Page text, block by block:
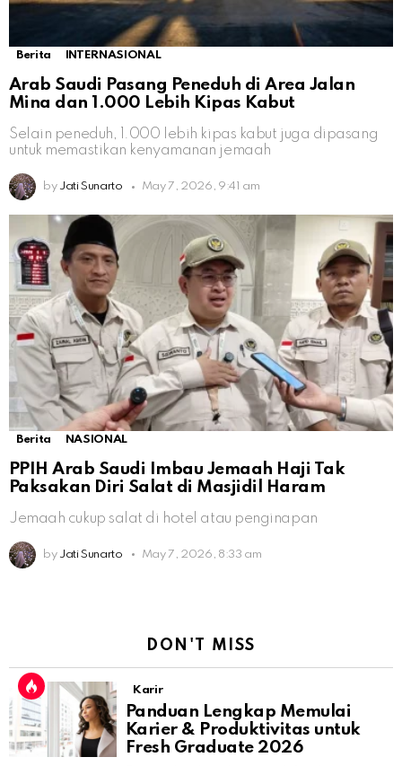
Berita INTERNASIONAL
Arab Saudi Pasang Peneduh di Area Jalan
Mina dan 1.000 Lebih Kipas Kabut
Selain peneduh, 1.000 lebih kipas kabut juga dipasang
untuk memastikan kenyamanan jemaah
by Jati Sunarto May 7, 2026, 9:41 am
Berita NASIONAL
PPIH Arab Saudi Imbau Jemaah Haji Tak
Paksakan Diri Salat di Masjidil Haram
Jemaah cukup salat di hotel atau penginapan
by Jati Sunarto May 7, 2026, 8:33 am
DON'T MISS
Karir
Panduan Lengkap Memulai
Karier & Produktivitas untuk
Fresh Graduate 2026